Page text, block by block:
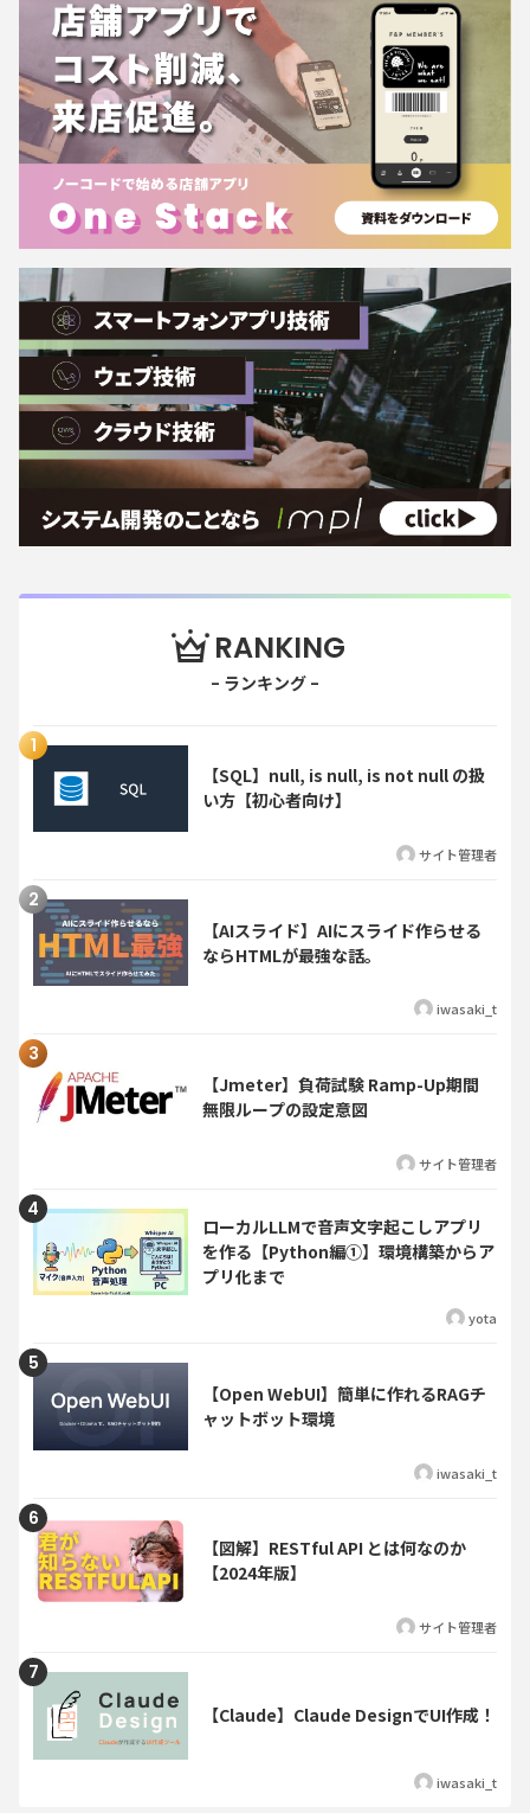
RANKING
【SQL】null, is null, is not null の扱
い方【初心者向け】
サイト管理者
【AIスライド】AIにスライド作らせる
ならHTMLが最強な話。
iwasaki_t
【Jmeter】負荷試験 Ramp-Up期間
無限ループの設定意図
サイト管理者
ローカルLLMで音声文字起こしアプリ
を作る【Python編①】環境構築からア
プリ化まで
yota
【Open WebUI】簡単に作れるRAGチ
ャットボット環境
iwasaki_t
【図解】RESTful API とは何なのか
【2024年版】
サイト管理者
【Claude】Claude DesignでUI作成！
iwasaki_t